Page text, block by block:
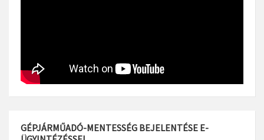
GÉPJÁRMŰADÓ-MENTESSÉG BEJELENTÉSE E-